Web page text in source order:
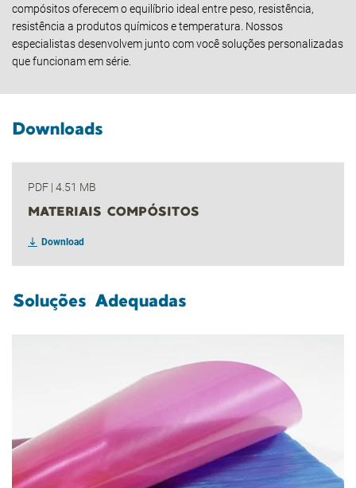
compósitos oferecem o equilíbrio ideal entre peso, resistência,
resistência a produtos químicos e temperatura. Nossos
especialistas desenvolvem junto com você soluções personalizadas
que funcionam em série.
Downloads
PDF | 4.51 MB
MATERIAIS COMPÓSITOS
Download
Soluções Adequadas